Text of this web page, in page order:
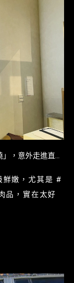
，意外走進直接
鮮嫩，尤其是 #
品，實在太好